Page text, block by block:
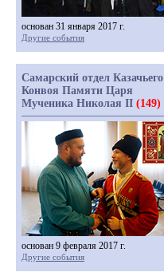
основан 31 января 2017 г.
Другие события
Самарский отдел Казачьего
Конвоя Памяти Царя
Мученика Николая II (149)
основан 9 февраля 2017 г.
Другие события